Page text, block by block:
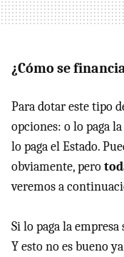
¿Cómo se
Para dotar este tipo
opciones: o lo paga
lo paga el Estado.
obviamente, pero
veremos a
Si lo paga la
Y esto no es bueno